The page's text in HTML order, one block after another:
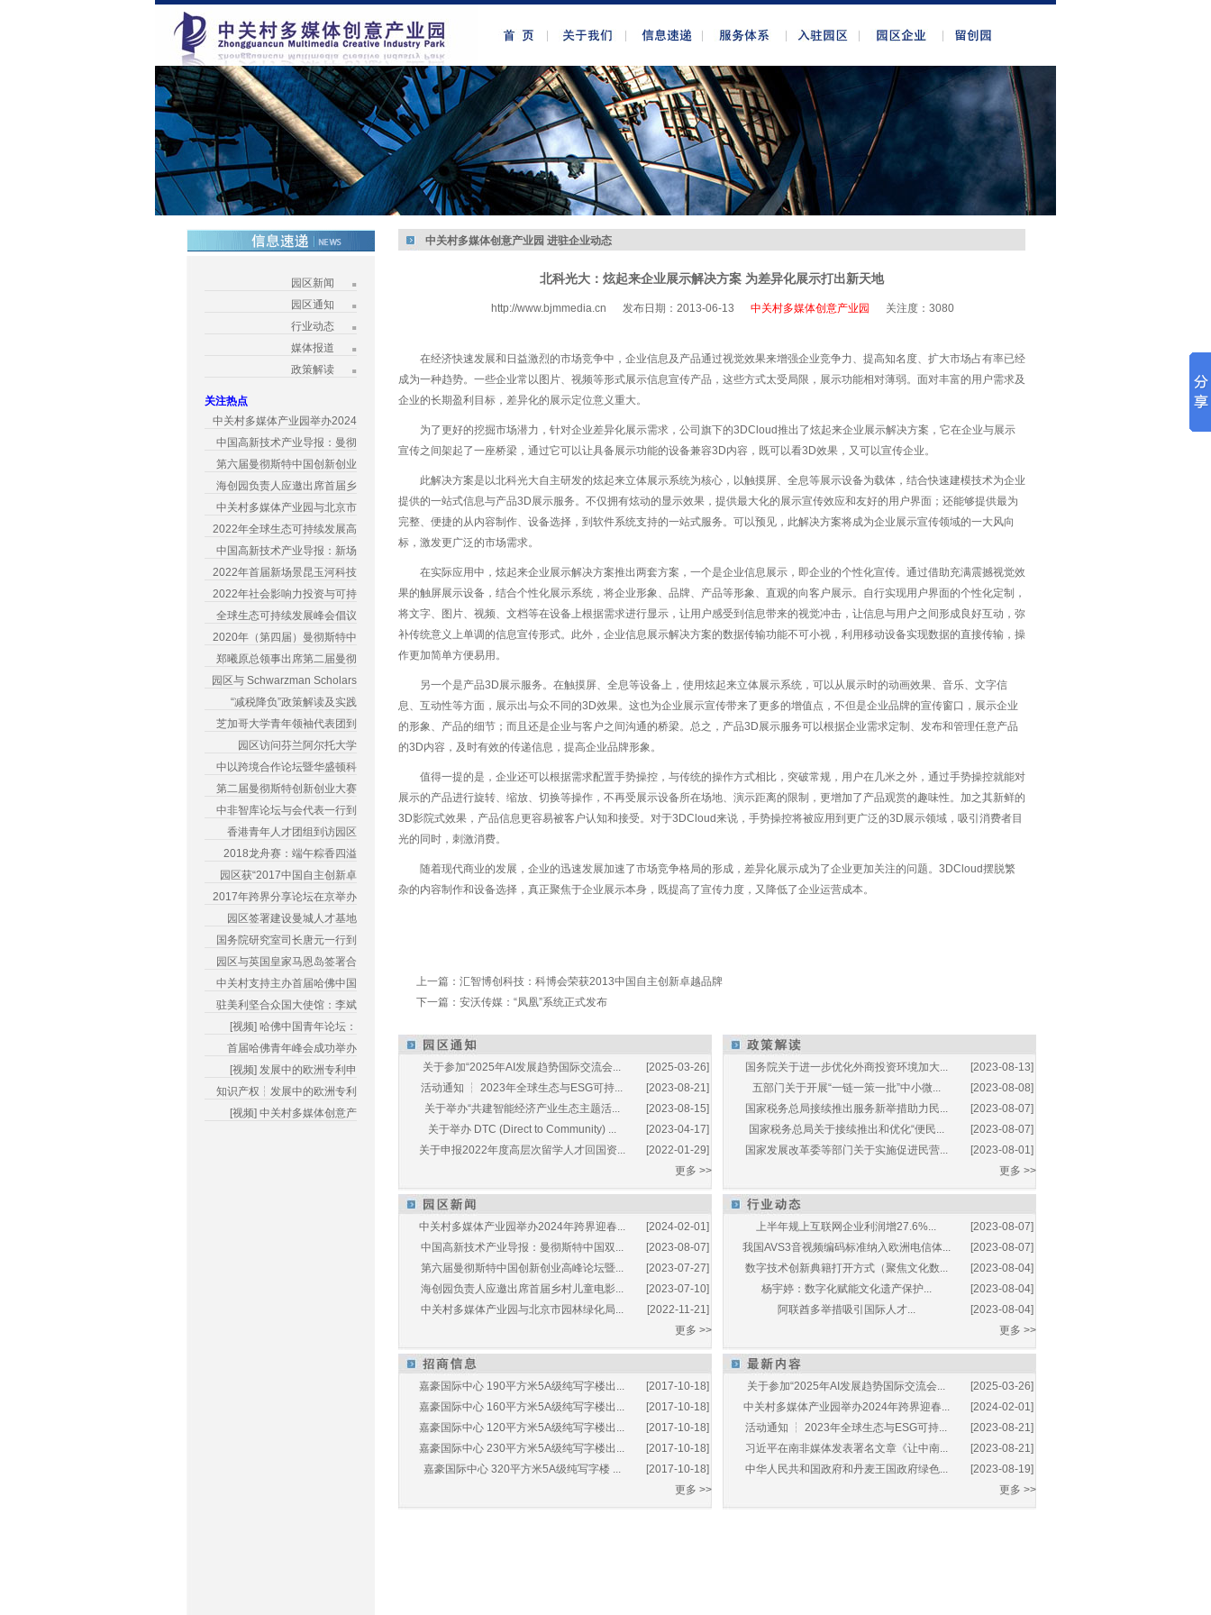
园区新闻
园区通知
行业动态
媒体报道
政策解读
关注热点
中关村多媒体产业园举办2024
中国高新技术产业导报：曼彻
第六届曼彻斯特中国创新创业
海创园负责人应邀出席首届乡
中关村多媒体产业园与北京市
2022年全球生态可持续发展高
中国高新技术产业导报：新场
2022年首届新场景昆玉河科技
2022年社会影响力投资与可持
全球生态可持续发展峰会倡议
2020年（第四届）曼彻斯特中
郑曦原总领事出席第二届曼彻
园区与 Schwarzman Scholars
“减税降负”政策解读及实践
芝加哥大学青年领袖代表团到
园区访问芬兰阿尔托大学
中以跨境合作论坛暨华盛顿科
第二届曼彻斯特创新创业大赛
中非智库论坛与会代表一行到
香港青年人才团组到访园区
2018龙舟赛：端午粽香四溢
园区获“2017中国自主创新卓
2017年跨界分享论坛在京举办
园区签署建设曼城人才基地
国务院研究室司长唐元一行到
园区与英国皇家马恩岛签署合
中关村支持主办首届哈佛中国
驻美利坚合众国大使馆：李斌
[视频] 哈佛中国青年论坛：
首届哈佛青年峰会成功举办
[视频] 发展中的欧洲专利申
知识产权┆发展中的欧洲专利
[视频] 中关村多媒体创意产
中关村多媒体创意产业园 进驻企业动态
北科光大：炫起来企业展示解决方案 为差异化展示打出新天地
http://www.bjmmedia.cn 发布日期：2013-06-13 中关村多媒体创意产业园 关注度： 3080
在经济快速发展和日益激烈的市场竞争中，企业信息及产品通过视觉效果来增强企业竞争力、提高知名度、扩大市场占有率已经
成为一种趋势。一些企业常以图片、视频等形式展示信息宣传产品，这些方式太受局限，展示功能相对薄弱。面对丰富的用户需求及
企业的长期盈利目标，差异化的展示定位意义重大。
为了更好的挖掘市场潜力，针对企业差异化展示需求，公司旗下的3DCloud推出了炫起来企业展示解决方案，它在企业与展示
宣传之间架起了一座桥梁，通过它可以让具备展示功能的设备兼容3D内容，既可以看3D效果，又可以宣传企业。
此解决方案是以北科光大自主研发的炫起来立体展示系统为核心，以触摸屏、全息等展示设备为载体，结合快速建模技术为企业
提供的一站式信息与产品3D展示服务。不仅拥有炫动的显示效果，提供最大化的展示宣传效应和友好的用户界面；还能够提供最为
完整、便捷的从内容制作、设备选择，到软件系统支持的一站式服务。可以预见，此解决方案将成为企业展示宣传领域的一大风向
标，激发更广泛的市场需求。
在实际应用中，炫起来企业展示解决方案推出两套方案，一个是企业信息展示，即企业的个性化宣传。通过借助充满震撼视觉效
果的触屏展示设备，结合个性化展示系统，将企业形象、品牌、产品等形象、直观的向客户展示。自行实现用户界面的个性化定制，
将文字、图片、视频、文档等在设备上根据需求进行显示，让用户感受到信息带来的视觉冲击，让信息与用户之间形成良好互动，弥
补传统意义上单调的信息宣传形式。此外，企业信息展示解决方案的数据传输功能不可小视，利用移动设备实现数据的直接传输，操
作更加简单方便易用。
另一个是产品3D展示服务。在触摸屏、全息等设备上，使用炫起来立体展示系统，可以从展示时的动画效果、音乐、文字信
息、互动性等方面，展示出与众不同的3D效果。这也为企业展示宣传带来了更多的增值点，不但是企业品牌的宣传窗口，展示企业
的形象、产品的细节；而且还是企业与客户之间沟通的桥梁。总之，产品3D展示服务可以根据企业需求定制、发布和管理任意产品
的3D内容，及时有效的传递信息，提高企业品牌形象。
值得一提的是，企业还可以根据需求配置手势操控，与传统的操作方式相比，突破常规，用户在几米之外，通过手势操控就能对
展示的产品进行旋转、缩放、切换等操作，不再受展示设备所在场地、演示距离的限制，更增加了产品观赏的趣味性。加之其新鲜的
3D影院式效果，产品信息更容易被客户认知和接受。对于3DCloud来说，手势操控将被应用到更广泛的3D展示领域，吸引消费者目
光的同时，刺激消费。
随着现代商业的发展，企业的迅速发展加速了市场竞争格局的形成，差异化展示成为了企业更加关注的问题。3DCloud摆脱繁
杂的内容制作和设备选择，真正聚焦于企业展示本身，既提高了宣传力度，又降低了企业运营成本。
上一篇： 汇智博创科技：科博会荣获2013中国自主创新卓越品牌
下一篇： 安沃传媒：“凤凰”系统正式发布
[2025-03-26]
关于参加“2025年AI发展趋势国际交流会...
[2023-08-21]
活动通知 ┆ 2023年全球生态与ESG可持...
[2023-08-15]
关于举办“共建智能经济产业生态主题活...
[2023-04-17]
关于举办 DTC (Direct to Community) ...
[2022-01-29]
关于申报2022年度高层次留学人才回国资...
更多 >>
[2023-08-13]
国务院关于进一步优化外商投资环境加大...
[2023-08-08]
五部门关于开展“一链一策一批”中小微...
[2023-08-07]
国家税务总局接续推出服务新举措助力民...
[2023-08-07]
国家税务总局关于接续推出和优化“便民...
[2023-08-01]
国家发展改革委等部门关于实施促进民营...
更多 >>
[2024-02-01]
中关村多媒体产业园举办2024年跨界迎春...
[2023-08-07]
中国高新技术产业导报：曼彻斯特中国双...
[2023-07-27]
第六届曼彻斯特中国创新创业高峰论坛暨...
[2023-07-10]
海创园负责人应邀出席首届乡村儿童电影...
[2022-11-21]
中关村多媒体产业园与北京市园林绿化局...
更多 >>
[2023-08-07]
上半年规上互联网企业利润增27.6%...
[2023-08-07]
我国AVS3音视频编码标准纳入欧洲电信体...
[2023-08-04]
数字技术创新典籍打开方式（聚焦文化数...
[2023-08-04]
杨宇婷：数字化赋能文化遗产保护...
[2023-08-04]
阿联酋多举措吸引国际人才...
更多 >>
[2017-10-18]
嘉豪国际中心 190平方米5A级纯写字楼出...
[2017-10-18]
嘉豪国际中心 160平方米5A级纯写字楼出...
[2017-10-18]
嘉豪国际中心 120平方米5A级纯写字楼出...
[2017-10-18]
嘉豪国际中心 230平方米5A级纯写字楼出...
[2017-10-18]
嘉豪国际中心 320平方米5A级纯写字楼 ...
更多 >>
[2025-03-26]
关于参加“2025年AI发展趋势国际交流会...
[2024-02-01]
中关村多媒体产业园举办2024年跨界迎春...
[2023-08-21]
活动通知 ┆ 2023年全球生态与ESG可持...
[2023-08-21]
习近平在南非媒体发表署名文章《让中南...
[2023-08-19]
中华人民共和国政府和丹麦王国政府绿色...
更多 >>